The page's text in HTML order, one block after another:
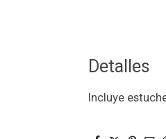
Detalles
Incluye